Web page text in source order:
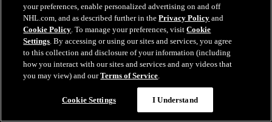
your preferences, enable personalized advertising on and off
NHL.com, and as described further in thePrivacy Policy and
Cookie Policy. To manage your preferences, visitCookie
Settings. By accessing or using our sites and services, you agree
to this collection and disclosure of your information (including
how you interact with our sites and services and any videos that
you may view) and ourTerms of Service.
Cookie Settings I Understand